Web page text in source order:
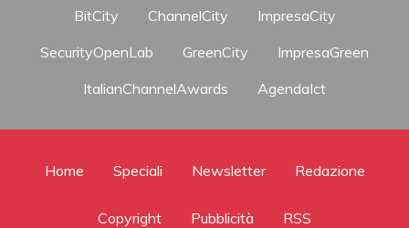
BitCity ChannelCity
ImpresaCity
SecurityOpenLab
GreenCity
ImpresaGreen
ItalianChannelAwards
AgendaIct
Home Speciali Newsletter Redazione
Copyright Pubblicità RSS